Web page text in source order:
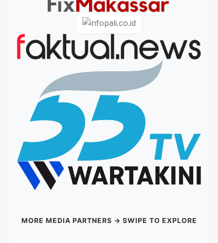
MORE MEDIA PARTNERS → SWIPE TO EXPLORE